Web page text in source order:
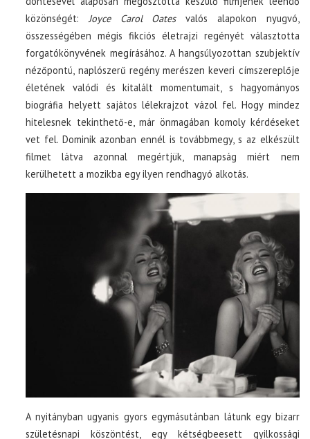
közönségét:Joyce Carol Oatesvalós alapokon nyugvó,
összességében mégis fikciós életrajzi regényét választotta
forgatókönyvének megírásához. A hangsúlyozottan szubjektív
nézőpontú, naplószerű regény merészen keveri címszereplője
életének valódi és kitalált momentumait, s hagyományos
biográfia helyett sajátos lélekrajzot vázol fel. Hogy mindez
hitelesnek tekinthető-e, már önmagában komoly kérdéseket
vet fel. Dominik azonban ennél is továbbmegy, s az elkészült
filmet látva azonnal megértjük, manapság miért nem
kerülhetett a mozikba egy ilyen rendhagyó alkotás.
A nyitányban ugyanis gyors egymásutánban látunk egy bizarr
születésnapi köszöntést, egy kétségbeesett gyilkossági